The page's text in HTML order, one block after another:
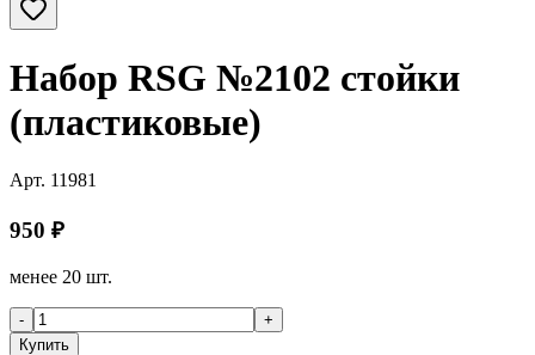
Набор RSG №2102 стойки
(пластиковые)
Арт. 11981
950 ₽
менее 20 шт.
-
+
Купить